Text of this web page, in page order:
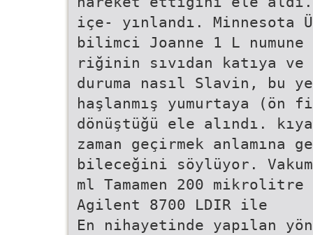
içe- yınlandı. Minnesota
bilimci Joanne 1 L numune
riğinin sıvıdan katıya
duruma nasıl Slavin, bu
haşlanmış yumurtaya (ön
dönüştüğü ele alındı.
zaman geçirmek anlamına
bileceğini söylüyor.
ml Tamamen 200
Agilent 8700 LDIR ile
En nihayetinde yapılan